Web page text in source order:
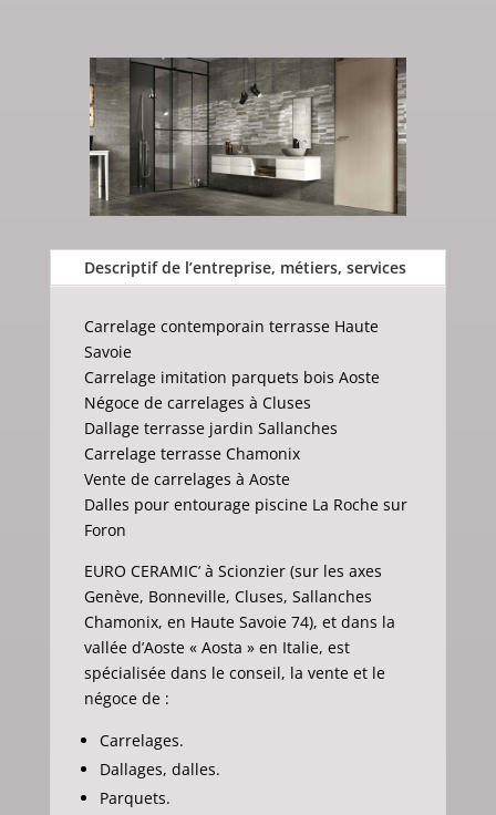
Descriptif de l’entreprise, métiers, services
Carrelage contemporain terrasse Haute
Savoie
Carrelage imitation parquets bois Aoste
Négoce de carrelages à Cluses
Dallage terrasse jardin Sallanches
Carrelage terrasse Chamonix
Vente de carrelages à Aoste
Dalles pour entourage piscine La Roche sur
Foron
EURO CERAMIC’ à Scionzier (sur les axes
Genève, Bonneville, Cluses, Sallanches
Chamonix, en Haute Savoie 74), et dans la
vallée d’Aoste « Aosta » en Italie, est
spécialisée dans le conseil, la vente et le
négoce de :
Carrelages.
Dallages, dalles.
Parquets.